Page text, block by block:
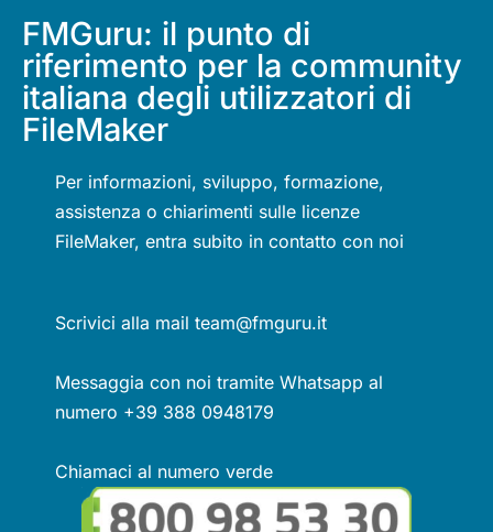
FMGuru: il punto di
riferimento per la community
italiana degli utilizzatori di
FileMaker
Per informazioni, sviluppo, formazione,
assistenza o chiarimenti sulle licenze
FileMaker, entra subito in contatto con noi
Scrivici alla mail team@fmguru.it
Messaggia con noi tramite Whatsapp al
numero +39 388 0948179
Chiamaci al numero verde